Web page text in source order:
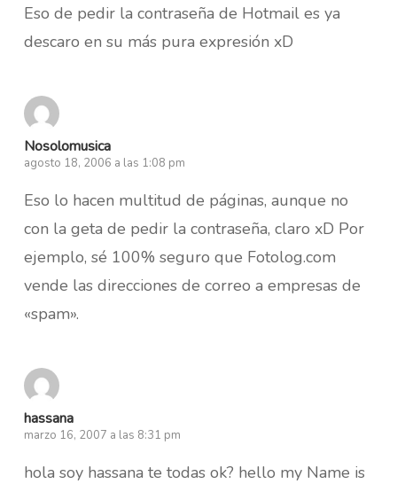
Eso de pedir la contraseña de Hotmail es ya
descaro en su más pura expresión xD
Nosolomusica
agosto 18, 2006 a las 1:08 pm
Eso lo hacen multitud de páginas, aunque no
con la geta de pedir la contraseña, claro xD Por
ejemplo, sé 100% seguro que Fotolog.com
vende las direcciones de correo a empresas de
«spam».
hassana
marzo 16, 2007 a las 8:31 pm
hola soy hassana te todas ok? hello my Name is